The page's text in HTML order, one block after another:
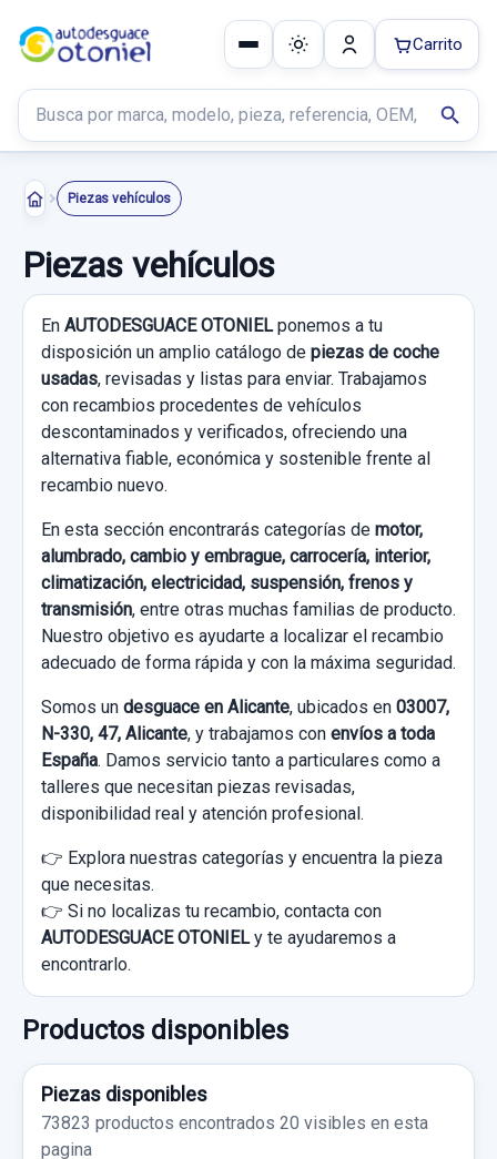
Buscar productos
search
Carrito
Piezas vehículos
Piezas vehículos
En AUTODESGUACE OTONIELponemos a tu
disposición un amplio catálogo de piezas de coche
usadas, revisadas y listas para enviar. Trabajamos
con recambios procedentes de vehículos
descontaminados y verificados, ofreciendo una
alternativa fiable, económica y sostenible frente al
recambio nuevo.
En esta sección encontrarás categorías de motor,
alumbrado, cambio y embrague, carrocería, interior,
climatización, electricidad, suspensión, frenos y
transmisión, entre otras muchas familias de producto.
Nuestro objetivo es ayudarte a localizar el recambio
adecuado de forma rápida y con la máxima seguridad.
Somos un desguace en Alicante, ubicados en 03007,
N-330, 47, Alicante, y trabajamos con envíos a toda
España. Damos servicio tanto a particulares como a
talleres que necesitan piezas revisadas,
disponibilidad real y atención profesional.
👉 Explora nuestras categorías y encuentra la pieza
que necesitas.
👉 Si no localizas tu recambio, contacta con
AUTODESGUACE OTONIELy te ayudaremos a
encontrarlo.
Productos disponibles
Piezas disponibles
73823 productos encontrados 20 visibles en esta
pagina